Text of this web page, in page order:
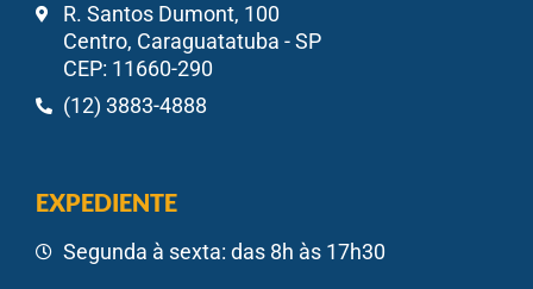
R. Santos Dumont, 100
Centro, Caraguatatuba - SP
CEP: 11660-290
(12) 3883-4888
EXPEDIENTE
Segunda à sexta: das 8h às 17h30